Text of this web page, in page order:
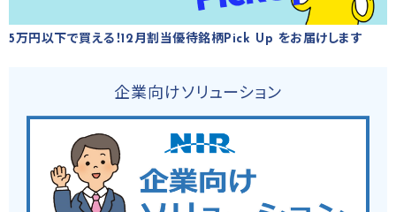
5万円以下で買える！12月割当優待銘柄Pick Up をお届けします
企業向けソリューション